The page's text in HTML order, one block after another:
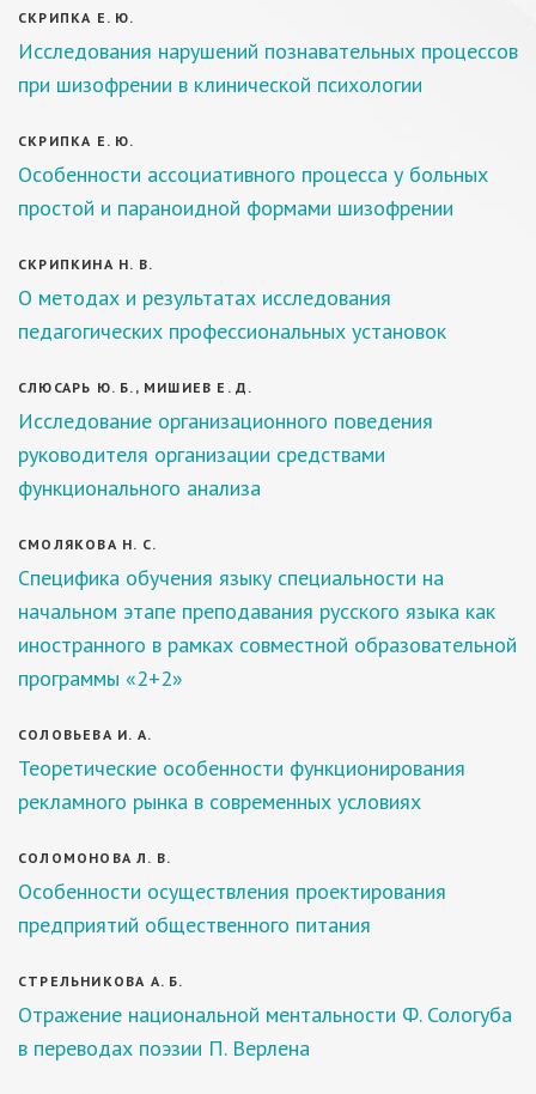
СКРИПКА Е. Ю.
Исследования нарушений познавательных процессов
при шизофрении в клинической психологии
СКРИПКА Е. Ю.
Особенности ассоциативного процесса у больных
простой и параноидной формами шизофрении
СКРИПКИНА Н. В.
О методах и результатах исследования
педагогических профессиональных установок
СЛЮСАРЬ Ю. Б., МИШИЕВ Е. Д.
Исследование организационного поведения
руководителя организации средствами
функционального анализа
СМОЛЯКОВА Н. С.
Специфика обучения языку специальности на
начальном этапе преподавания русского языка как
иностранного в рамках совместной образовательной
программы «2+2»
СОЛОВЬЕВА И. А.
Теоретические особенности функционирования
рекламного рынка в современных условиях
СОЛОМОНОВА Л. В.
Особенности осуществления проектирования
предприятий общественного питания
СТРЕЛЬНИКОВА А. Б.
Отражение национальной ментальности Ф. Сологуба
в переводах поэзии П. Верлена